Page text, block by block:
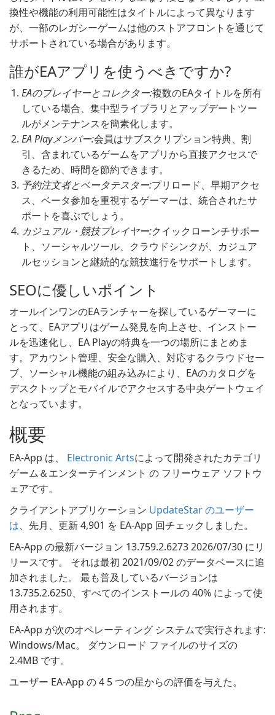
換性や機能の利用可能性はタイトルによって異なります
が、一部のレガシーゲームは他のストアフロントを通じて
サポートされている場合があります。
誰がEAアプリを使うべきですか?
EAのプレイヤーとコレクター:複数のEAタイトルを所有
している場合、集中型ライブラリとアップデートツー
ルがメンテナンスを簡素化します。
EA Playメンバー:会員はサブスクリプション特典、割
引、含まれているゲームをアプリから直接アクセスで
きるため、時間を節約できます。
予約注文者とベータテスター:プリロード、早期アクセ
ス、ベータ参加を重視するゲーマーは、統合されたサ
ポートを喜ぶでしょう。
カジュアル・競技プレイヤー:クイックローンチサポー
ト、ソーシャルツール、クラウドシンクが、カジュア
ルセッションと継続的な競技進行をサポートします。
SEOに優しいポイント
オールインワンのEAランチャーを探しているゲーマーに
とって、EAアプリはゲーム発見を向上させ、インストー
ルを迅速化し、EA Playの特典を一つの場所にまとめま
す。アカウント管理、安全な購入、対応するクラウドセー
ブ、ソーシャル機能の組み込みにより、EAのカタログを
デスクトップとモバイルでアクセスする中央ゲートウェイ
となっています。
概要
EA-App は、 Electronic Artsによって開発されたカテゴリ
ゲーム＆エンターテインメント の フリーウェア ソフトウ
ェアです。
クライアントアプリケーション UpdateStar のユーザー
は、先月、更新 4,901 を EA-App 回チェックしました。
EA-App の最新バージョン 13.759.2.6273 2026/07/30 にリ
リースです。 それは最初 2021/09/02 のデータベースに追
加されました。 最も普及しているバージョンは
13.735.2.6250、すべてのインストールの 40% によって使
用されます。
EA-App が次のオペレーティング システムで実行されます:
Windows/Mac。 ダウンロード ファイルのサイズの
2.4MB です。
ユーザー EA-App の 4 5 つの星からの評価を与えた。